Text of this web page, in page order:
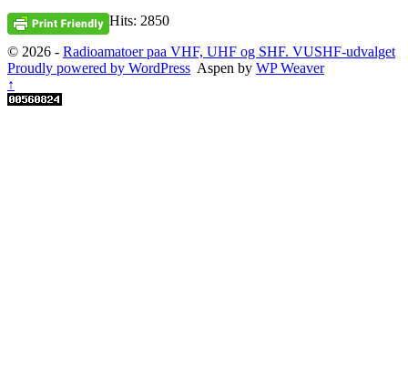
Hits: 2850
© 2026 - Radioamatoer paa VHF, UHF og SHF. VUSHF-udvalget
Proudly powered by WordPress Aspen by WP Weaver
↑